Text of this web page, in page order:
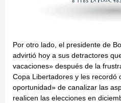
Por otro lado, el presidente de
advirtió hoy a sus detractores
vacaciones» después de la
Copa Libertadores y les recordó
oportunidad» de canalizar las
realicen las elecciones en